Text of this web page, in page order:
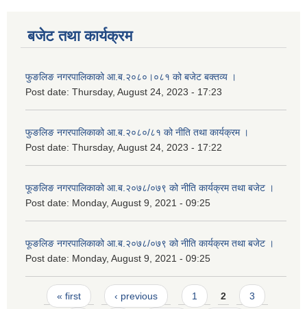
बजेट तथा कार्यक्रम
फुङलिङ नगरपालिकाको आ.ब.२०८०।०८१ को बजेट बक्तव्य ।
Post date: Thursday, August 24, 2023 - 17:23
फुङलिङ नगरपालिकाको आ.ब.२०८०/८१ को नीति तथा कार्यक्रम ।
Post date: Thursday, August 24, 2023 - 17:22
फूङलिङ नगरपालिकाको आ.ब.२०७८/०७९ को नीति कार्यक्रम तथा बजेट ।
Post date: Monday, August 9, 2021 - 09:25
फूङलिङ नगरपालिकाको आ.ब.२०७८/०७९ को नीति कार्यक्रम तथा बजेट ।
Post date: Monday, August 9, 2021 - 09:25
Pages
« first ‹ previous 1 2 3